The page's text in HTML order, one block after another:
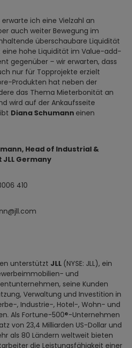
ich eine Vielzahl an
auch weiter Bewegung im
überschaubare Liquidität
hohe Liquidität im Value-add-
gegenüber – wir erwarten, dass
nur für Topprojekte erzielt
Produkten hat neben der
das Thema Mieterbonität an
wird auf der Ankaufsseite
Diana Schumann einen
Head of Industrial &
Germany
410
unterstützt JLL (NYSE: JLL), ein
und
seine Kunden
Verwaltung und Investition in
, Industrie-, Hotel-, Wohn- und
Als Fortune-500®-Unternehmen
von 23,4 Milliarden US-Dollar und
als 80 Ländern weltweit bieten
die Leistungsfähigkeit einer